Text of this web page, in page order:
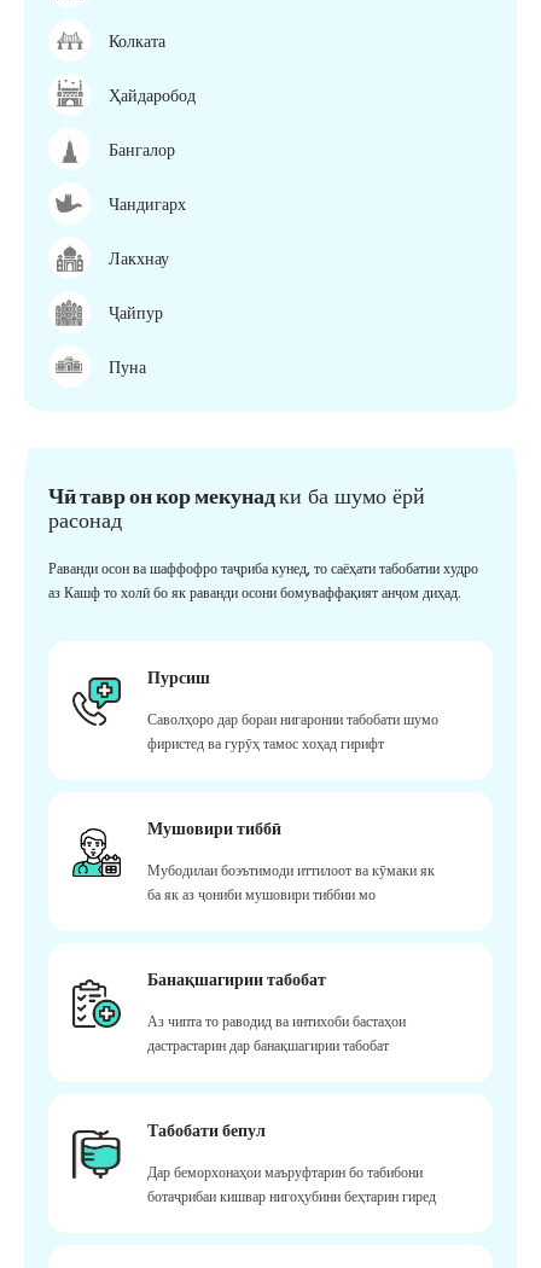
Колката
Ҳайдаробод
Бангалор
Чандигарх
Лакхнау
Ҷайпур
Пуна
Чӣ тавр он кор мекунадки ба шумо ёрй
расонад
Раванди осон ва шаффофро таҷриба кунед, то саёҳати табобатии худро
аз Кашф то холӣ бо як раванди осони бомуваффақият анҷом диҳад.
Пурсиш
Саволҳоро дар бораи нигаронии табобати шумо
фиристед ва гурӯҳ тамос хоҳад гирифт
Мушовири тиббӣ
Мубодилаи боэътимоди иттилоот ва кӯмаки як
ба як аз ҷониби мушовири тиббии мо
Банақшагирии табобат
Аз чипта то раводид ва интихоби бастаҳои
дастрастарин дар банақшагирии табобат
Табобати бепул
Дар беморхонаҳои маъруфтарин бо табибони
ботаҷрибаи кишвар нигоҳубини беҳтарин гиред